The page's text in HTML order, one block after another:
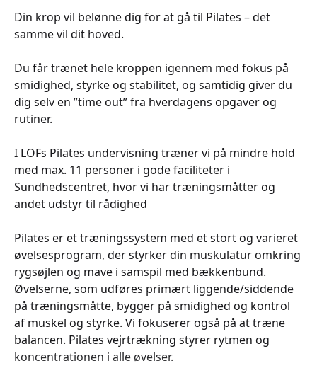
Din krop vil belønne dig for at gå til Pilates – det
samme vil dit hoved.
Du får trænet hele kroppen igennem med fokus på
smidighed, styrke og stabilitet, og samtidig giver du
dig selv en ”time out” fra hverdagens opgaver og
rutiner.
I LOFs Pilates undervisning træner vi på mindre hold
med max. 11 personer i gode faciliteter i
Sundhedscentret, hvor vi har træningsmåtter og
andet udstyr til rådighed
Pilates er et træningssystem med et stort og varieret
øvelsesprogram, der styrker din muskulatur omkring
rygsøjlen og mave i samspil med bækkenbund.
Øvelserne, som udføres primært liggende/siddende
på træningsmåtte, bygger på smidighed og kontrol
af muskel og styrke. Vi fokuserer også på at træne
balancen. Pilates vejrtrækning styrer rytmen og
koncentrationen i alle øvelser.